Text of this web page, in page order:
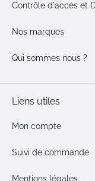
Contrôle d'accès et
Nos marques
Qui sommes nous ?
Liens utiles
Mon compte
Suivi de commande
Mentions légales